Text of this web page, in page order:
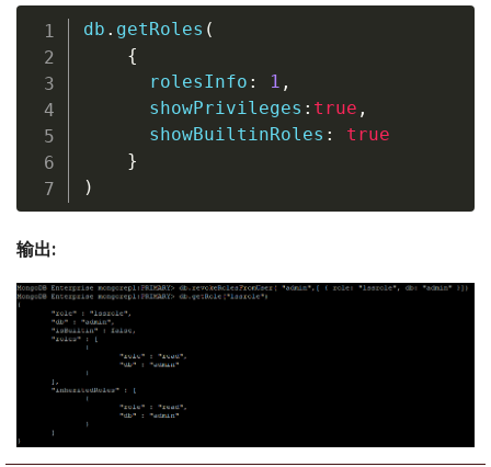
db . getRoles (
{
      rolesInfo
: 1 ,
      showPrivileges
: true ,
      showBuiltinRoles
:
true
}
)
输出: